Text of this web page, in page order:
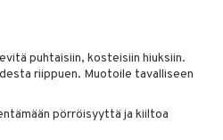
puhtaisiin, kosteisiin hiuksiin.
riippuen. Muotoile tavalliseen
pörröisyyttä ja kiiltoa